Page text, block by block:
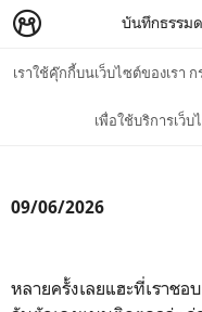
เราใช้คุ๊กกี้บนเว็บไซต์ของเรา
เพื่อใช้บริการเว็บ
บันทึกธรรม
สิบปีให้
09/06/2026
หลายครั้งเลยแฮะที่เราช